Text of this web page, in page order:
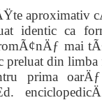
aproximativ
identic ca
mai
preluat din limba
prima